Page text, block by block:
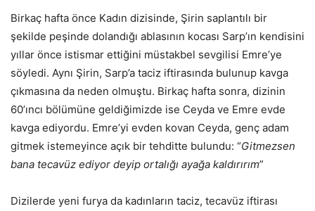
Birkaç hafta önce Kadın dizisinde, Şirin saplantılı bir
şekilde peşinde dolandığı ablasının kocası Sarp’ın kendisini
yıllar önce istismar ettiğini müstakbel sevgilisi Emre’ye
söyledi. Aynı Şirin, Sarp’a taciz iftirasında bulunup kavga
çıkmasına da neden olmuştu. Birkaç hafta sonra, dizinin
60’ıncı bölümüne geldiğimizde ise Ceyda ve Emre evde
kavga ediyordu. Emre’yi evden kovan Ceyda, genç adam
gitmek istemeyince açık bir tehditte bulundu: “Gitmezsen
bana tecavüz ediyor deyip ortalığı ayağa kaldırırım”
Dizilerde yeni furya da kadınların taciz, tecavüz iftirası